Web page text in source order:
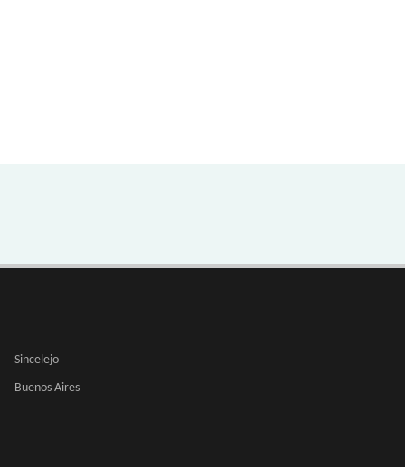
Sincelejo
Buenos Aires